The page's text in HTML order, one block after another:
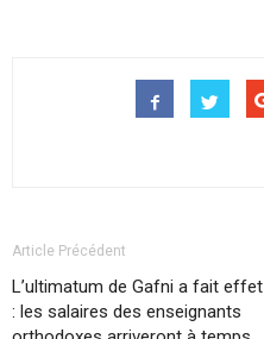
Article Précédent
L’ultimatum de Gafni a fait effet
: les salaires des enseignants